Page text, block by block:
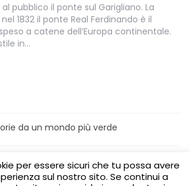
pubblico il ponte sul Garigliano. La
1832 il ponte Real Ferdinando è il
a catene dell’Europa continentale.
in…
da un mondo più verde
Home
Turismo sostenibile
Visite per le scuole
per aziende Media Partner
per essere sicuri che tu possa avere
sul nostro sito. Se continui a